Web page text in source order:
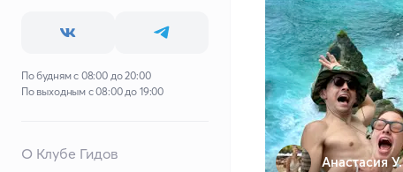
По будням с 08:00 до 20:00
По выходным с 08:00 до 19:00
О Клубе Гидов Анастасия У.